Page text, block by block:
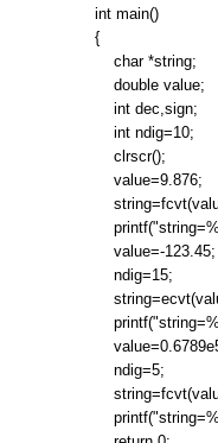
int main()
{
char *string;
double value;
int dec,sign;
int ndig=10;
clrscr();
value=9.876;
value=-123.45;
ndig=15;
ndig=5;